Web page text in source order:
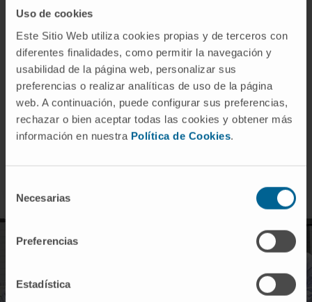
Uso de cookies
Este Sitio Web utiliza cookies propias y de terceros con
diferentes finalidades, como permitir la navegación y
usabilidad de la página web, personalizar sus
preferencias o realizar analíticas de uso de la página
web. A continuación, puede configurar sus preferencias,
rechazar o bien aceptar todas las cookies y obtener más
información en nuestra Política de Cookies.
consentimiento
Necesarias
Preferencias
Estadística
investigación.
Diez coordinadores de estudio (cuatro son
enfermeras).
Cinco Asistentes de Investigación.
Gestores para el seguimiento administrativo y
económico de los proyectos.
Dos secretarias.
Un técnico de calidad .
Un técnico de bioestadística.